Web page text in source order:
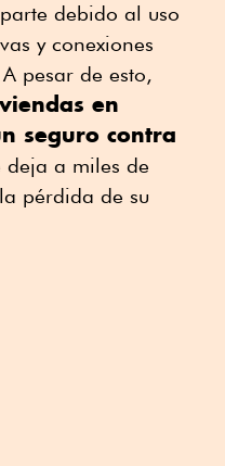
debido al uso
y conexiones
pesar de esto,
en
seguro contra
deja a miles de
pérdida de su